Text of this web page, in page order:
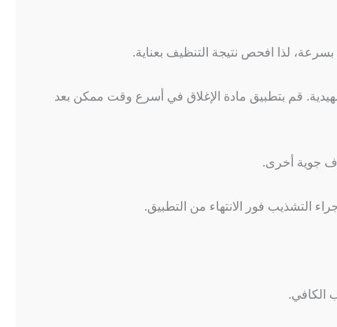
لذا افحص نتيجة التنظيف بعناية.
قم بتطبيق مادة الإغلاق في أسرع وقت ممكن بعد
جوية أخرى.
التشذيب فور الانتهاء من التطبيق.
الكافي.